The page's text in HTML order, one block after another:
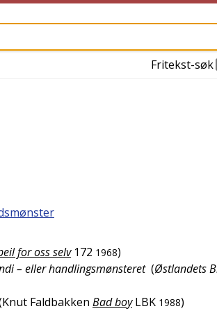
Fritekst-søk
for oss selv 172 1968)
– eller handlingsmønsteret (Østlandets
Knut Faldbakken Bad boy LBK 1988)